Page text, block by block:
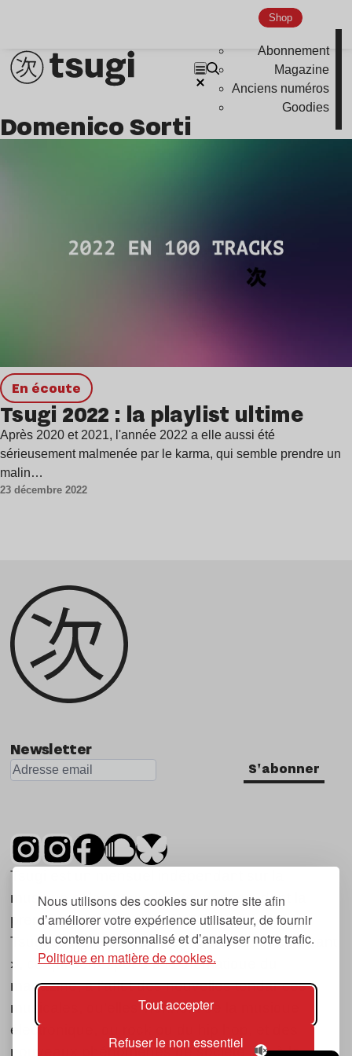
Nous utilisons des cookies sur notre site afin
d’améliorer votre expérience utilisateur, de fournir
du contenu personnalisé et d’analyser notre trafic.
Politique en matière de cookies.
Tout accepter
Refuser le non essentiel
Shop
Abonnement
Magazine
Anciens numéros
Goodies
Domenico Sorti
en écoute
Tsugi 2022 : la playlist ultime
Après 2020 et 2021, l'année 2022 a elle aussi été
sérieusement malmenée par le karma, qui semble prendre un
malin…
23 décembre 2022
Newsletter
S'abonner
Tsugi est un mensuel indépendant sur la
musique et les nouvelles tendances, dont la
première parution date de 2007.
Tsugi en japonais signifie « prochain », « suivant
», ce qui correspond à la thématique du
magazine, à l’affût des nouvelles tendances
musicales, qu’elles viennent de la musique
électronique, du rock ou du hip hop, et des
nouveaux phénomènes de société liés à la